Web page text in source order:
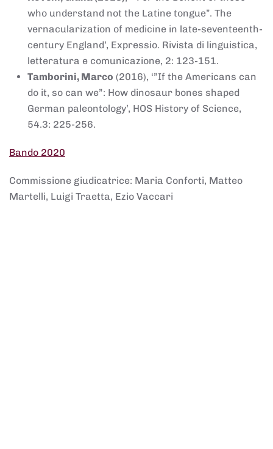
who understand not the Latine tongue”. The
vernacularization of medicine in late-seventeenth-
century England’, Expressio. Rivista di linguistica,
letteratura e comunicazione, 2: 123-151.
Tamborini, Marco (2016), ‘”If the Americans can
do it, so can we”: How dinosaur bones shaped
German paleontology’, HOS History of Science,
54.3: 225-256.
Bando 2020
Commissione giudicatrice: Maria Conforti, Matteo
Martelli, Luigi Traetta, Ezio Vaccari